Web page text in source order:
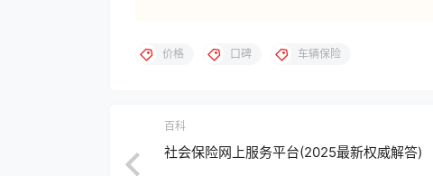
价格 口碑 车辆保险
百科
社会保险网上服务平台(2025最新权威解答)